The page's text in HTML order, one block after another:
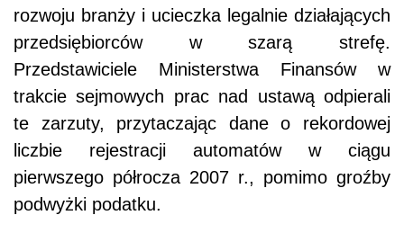
rozwoju branży i ucieczka legalnie działających
przedsiębiorców w szarą strefę.
Przedstawiciele Ministerstwa Finansów w
trakcie sejmowych prac nad ustawą odpierali
te zarzuty, przytaczając dane o rekordowej
liczbie rejestracji automatów w ciągu
pierwszego półrocza 2007 r., pomimo groźby
podwyżki podatku.